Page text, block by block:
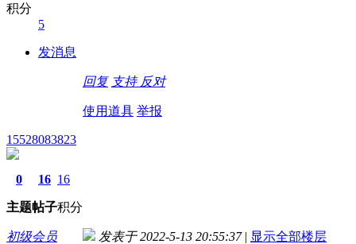
积分
5
发消息
回复 支持 反对
使用道具 举报
15528083823
0
主题
16
帖子
16
积分
初级会员 发表于 2022-5-13 20:55:37 | 显示全部楼层